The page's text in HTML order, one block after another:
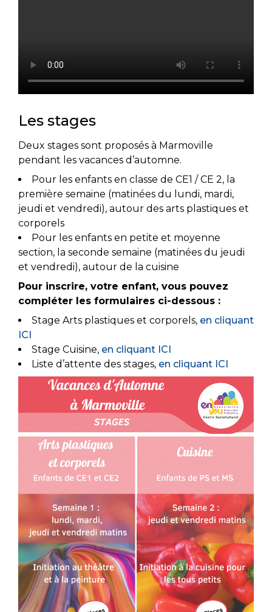
Les stages
Deux stages sont proposés à Marmoville
pendant les vacances d’automne.
Pour les enfants en classe de CE1 / CE 2, la
première semaine (matinées du lundi, mardi,
jeudi et vendredi), autour des arts plastiques et
corporels
Pour les enfants en petite et moyenne
section, la seconde semaine (matinées du jeudi
et vendredi), autour de la cuisine
Pour inscrire, votre enfant, vous pouvez
compléter les formulaires ci-dessous :
Stage Arts plastiques et corporels, en cliquant
ICI
Stage Cuisine, en cliquant ICI
Liste d’attente des stages, en cliquant ICI